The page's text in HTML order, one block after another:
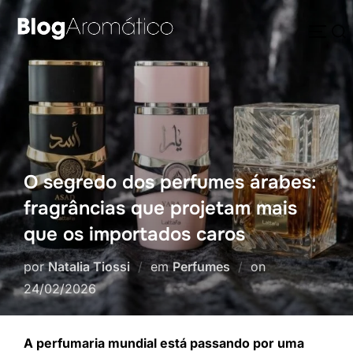
Pular
para
o
conteúdo
Pesquisar
O segredo dos perfumes árabes:
fragrâncias que projetam mais
que os importados caros
porNatalia Tiossi emPerfumes onPostado
em
24/02/2026
A perfumaria mundial está passando por uma